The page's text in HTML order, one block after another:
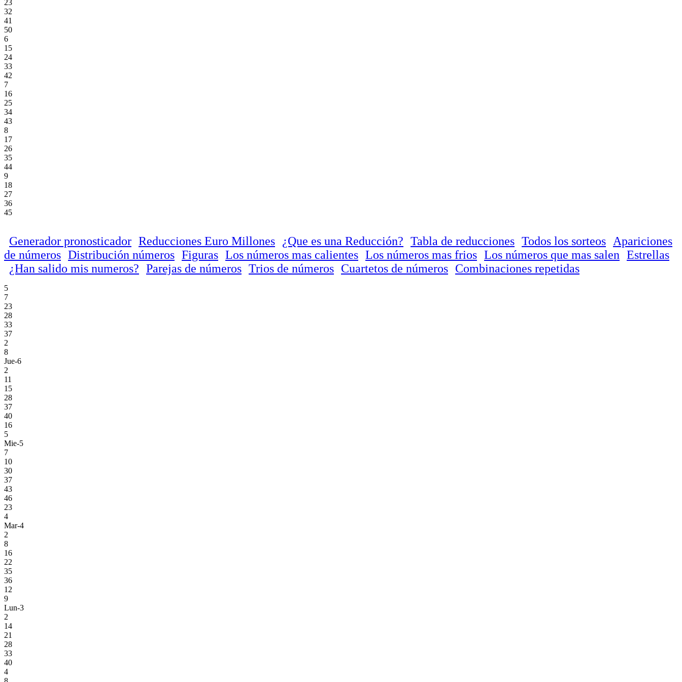
23
32
41
50
6
15
24
33
42
7
16
25
34
43
8
17
26
35
44
9
18
27
36
45
Generador pronosticador Reducciones Euro Millones ¿Que es una Reducción? Tabla de reducciones Todos los sorteos
Apariciones
de números Distribución números Figuras Los números mas calientes Los números mas frios Los números que mas salen Estrellas
¿Han salido mis numeros? Parejas de números Trios de números Cuartetos de números Combinaciones repetidas
5
7
23
28
33
37
2
8
Jue-6
2
11
15
28
37
40
16
5
Mie-5
7
10
30
37
43
46
23
4
Mar-4
2
8
16
22
35
36
12
9
Lun-3
2
14
21
28
33
40
4